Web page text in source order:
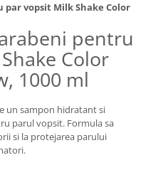
vopsit Milk Shake Color
pentru
Color
1000 ml
un sampon hidratant si
parul vopsit. Formula sa
si la protejarea parului